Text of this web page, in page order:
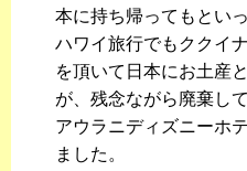
本に持ち帰ってもとい
ハワイ旅行でもククイ
を頂いて日本にお土産
が、残念ながら廃棄し
アウラニディズニーホ
ました。